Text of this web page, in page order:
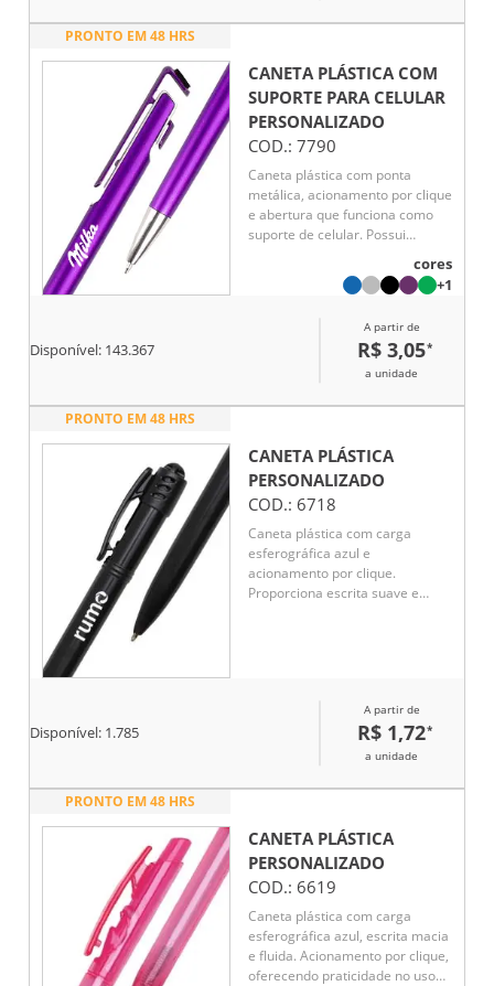
PRONTO EM 48 HRS
CANETA PLÁSTICA COM
SUPORTE PARA CELULAR
PERSONALIZADO
COD.: 7790
Caneta plástica com ponta
metálica, acionamento por clique
e abertura que funciona como
suporte de celular. Possui
feltro para limpeza de telas e
carga esferográfica azul de
cores
+1
Disponível: 143.367
A partir de
R$ 3,05*
a unidade
PRONTO EM 48 HRS
CANETA PLÁSTICA
PERSONALIZADO
COD.: 6718
Caneta plástica com carga
esferográfica azul e
acionamento por clique.
Proporciona escrita suave e
Disponível: 1.785
A partir de
R$ 1,72*
a unidade
PRONTO EM 48 HRS
CANETA PLÁSTICA
PERSONALIZADO
COD.: 6619
Caneta plástica com carga
esferográfica azul, escrita macia
e fluida. Acionamento por clique,
oferecendo praticidade no uso